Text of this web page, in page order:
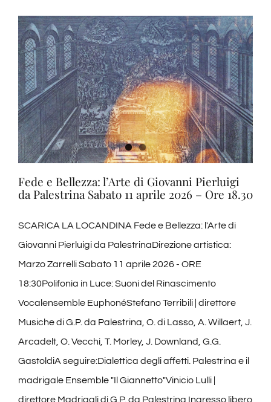
per
il
futuro:
all’Università
di
Roma
Tor
Vergata
il
fondo
Paola
Pelagatti
Fede e Bellezza: l’Arte di Giovanni Pierluigi
da Palestrina Sabato 11 aprile 2026 – Ore 18.30
SCARICA LA LOCANDINA Fede e Bellezza: l'Arte di
Giovanni Pierluigi da PalestrinaDirezione artistica:
Marzo Zarrelli Sabato 11 aprile 2026 - ORE
18:30Polifonia in Luce: Suoni del Rinascimento
Vocalensemble EuphonéStefano Terribili | direttore
Musiche di G.P. da Palestrina, O. di Lasso, A. Willaert, J.
Arcadelt, O. Vecchi, T. Morley, J. Downland, G.G.
GastoldiA seguire:Dialettica degli affetti. Palestrina e il
madrigale Ensemble "Il Giannetto"Vinicio Lulli |
direttore Madrigali di G.P. da Palestrina Ingresso libero